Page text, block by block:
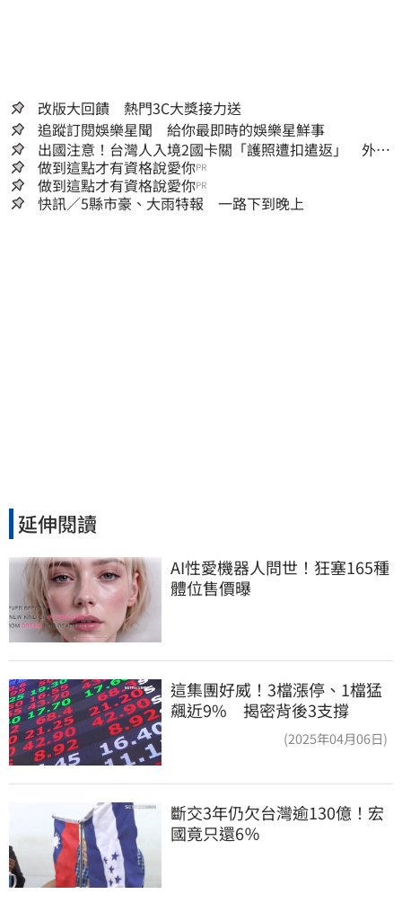
改版大回饋 熱門3C大獎接力送
追蹤訂閱娛樂星聞 給你最即時的娛樂星鮮事
出國注意！台灣人入境2國卡關「護照遭扣遣返」 外交
部證實了
做到這點才有資格說愛你PR
做到這點才有資格說愛你PR
快訊／5縣市豪、大雨特報 一路下到晚上
延伸閱讀
AI性愛機器人問世！狂塞165種
體位售價曝
這集團好威！3檔漲停、1檔猛
飆近9% 揭密背後3支撐
(2025年04月06日)
斷交3年仍欠台灣逾130億！宏
國竟只還6％